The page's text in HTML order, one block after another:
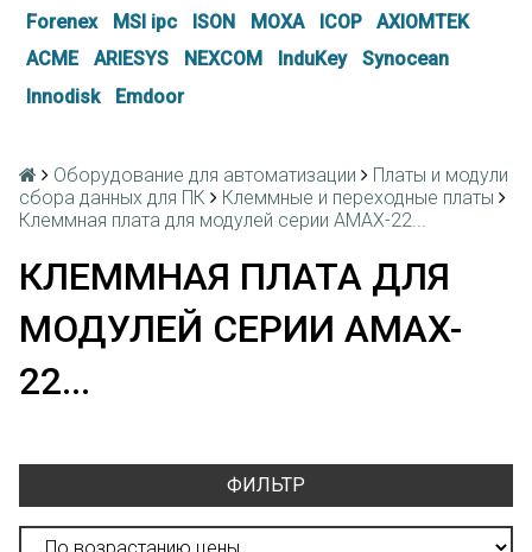
Forenex
MSI ipc ISON MOXA ICOP
AXIOMTEK
ACME
ARIESYS NEXCOM InduKey
Synocean
Innodisk
Emdoor
Оборудование для автоматизации
Платы и модули
сбора данных для ПК
Клеммные и переходные платы
Клеммная плата для модулей серии AMAX-22...
КЛЕММНАЯ ПЛАТА ДЛЯ
МОДУЛЕЙ СЕРИИ AMAX-
22...
ФИЛЬТР